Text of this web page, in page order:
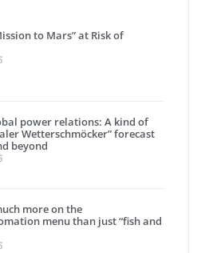
to Mars” at Risk of
power relations: A kind of
Wetterschmöcker” forecast
beyond
more on the
menu than just “fish and